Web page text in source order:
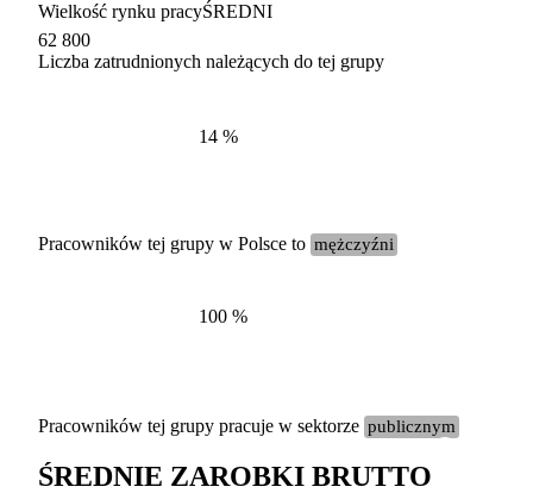
Wielkość rynku pracyŚREDNI
62 800
Liczba zatrudnionych należących do tej grupy
14 %
Pracowników tej grupy w Polsce to mężczyźni
100 %
Pracowników tej grupy pracuje w sektorze publicznym
ŚREDNIE ZAROBKI BRUTTO